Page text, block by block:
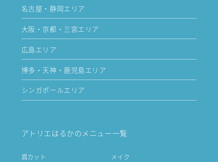
名古屋・静岡エリア
大阪・京都・三宮エリア
広島エリア
博多・天神・鹿児島エリア
シンガポールエリア
アトリエはるかのメニュー一覧
眉カット メイク